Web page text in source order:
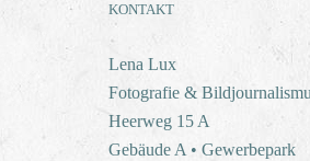
KONTAKT
Lena Lux
Fotografie &
Heerweg 15 A
Gebäude A • Gewerbepark